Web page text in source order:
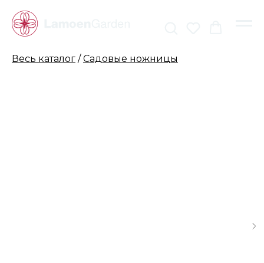
Весь каталог /Садовые ножницы